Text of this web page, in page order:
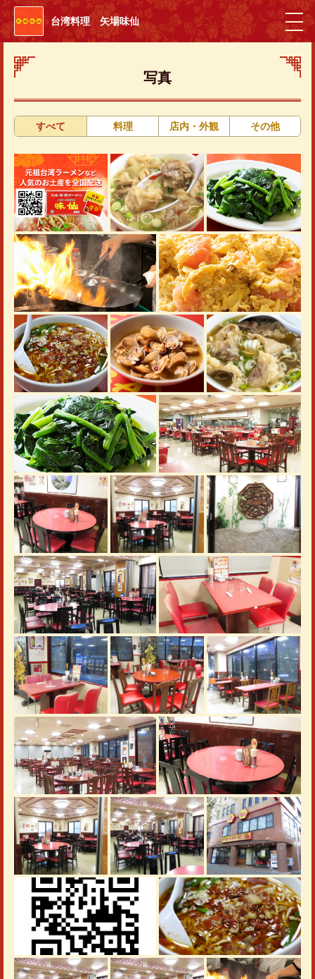
台湾料理 矢場味仙
写真
すべて 料理 店内・外観 その他
この店舗情報をシェアする
写真 | 台湾料理 矢場味仙
愛知県名古屋市中区大須３丁目6-3
https://misenyaba.owst.jp/gallery
お店情報をコピー